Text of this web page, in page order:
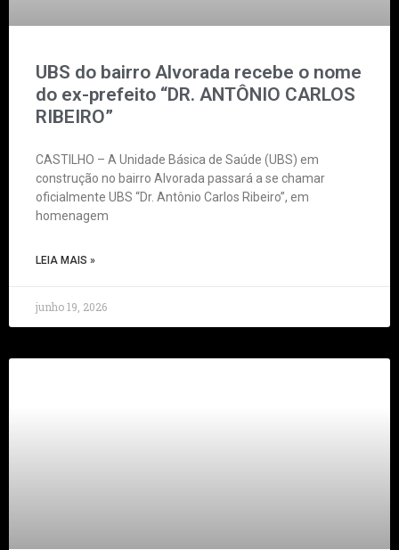
UBS do bairro Alvorada recebe o nome
do ex-prefeito “DR. ANTÔNIO CARLOS
RIBEIRO”
CASTILHO – A Unidade Básica de Saúde (UBS) em
construção no bairro Alvorada passará a se chamar
oficialmente UBS “Dr. Antônio Carlos Ribeiro”, em
homenagem
LEIA MAIS »
junho 19, 2026